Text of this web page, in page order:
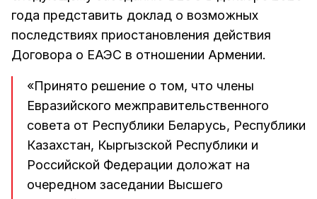
года представить доклад о возможных
последствиях приостановления действия
Договора о ЕАЭС в отношении Армении.
«Принято решение о том, что члены
Евразийского межправительственного
совета от Республики Беларусь, Республики
Казахстан, Кыргызской Республики и
Российской Федерации доложат на
очередном заседании Высшего